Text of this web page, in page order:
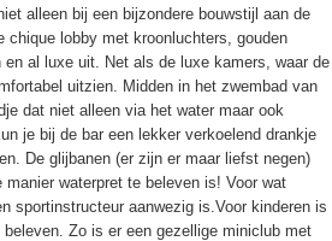
alleen bij een bijzondere bouwstijl aan de
chique lobby met kroonluchters, gouden
al luxe uit. Net als de luxe kamers, waar de
uitzien. Midden in het zwembad van
dat niet alleen via het water maar ook
je bij de bar een lekker verkoelend drankje
De glijbanen (er zijn er maar liefst negen)
waterpret te beleven is! Voor wat
sportinstructeur aanwezig is.Voor kinderen is
Zo is er een gezellige miniclub met